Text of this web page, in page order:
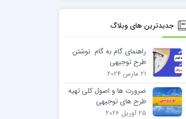
جدیدترین های وبلاگ
راهنمای گام به گام نوشتن
طرح توجیهی
21 مارس 2024
ضرورت ها و اصول کلی تهیه
طرح های توجیهی
25 آوریل 2026